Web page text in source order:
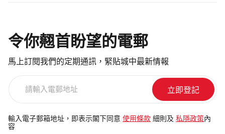
令你翹首盼望的電郵
馬上訂閱我們的定期通訊，緊貼城中最新情報
電
郵
輸入電子郵箱地址，即表示閣下同意 使用條款 細則及 私隱政策 內
容